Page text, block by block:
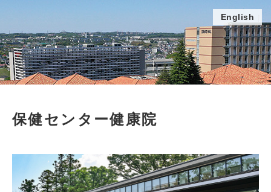
English
保健センター健康院